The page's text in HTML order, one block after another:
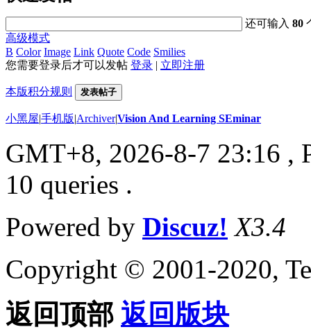
还可输入80
高级模式
B Color Image Link Quote Code Smilies
您需要登录后才可以发帖 登录 | 立即注册
本版积分规则 发表帖子
小黑屋|手机版|Archiver|Vision And Learning SEminar
GMT+8, 2026-8-7 23:16 ,
10 queries .
Powered by Discuz! X3.4
Copyright © 2001-2020,
返回顶部 返回版块